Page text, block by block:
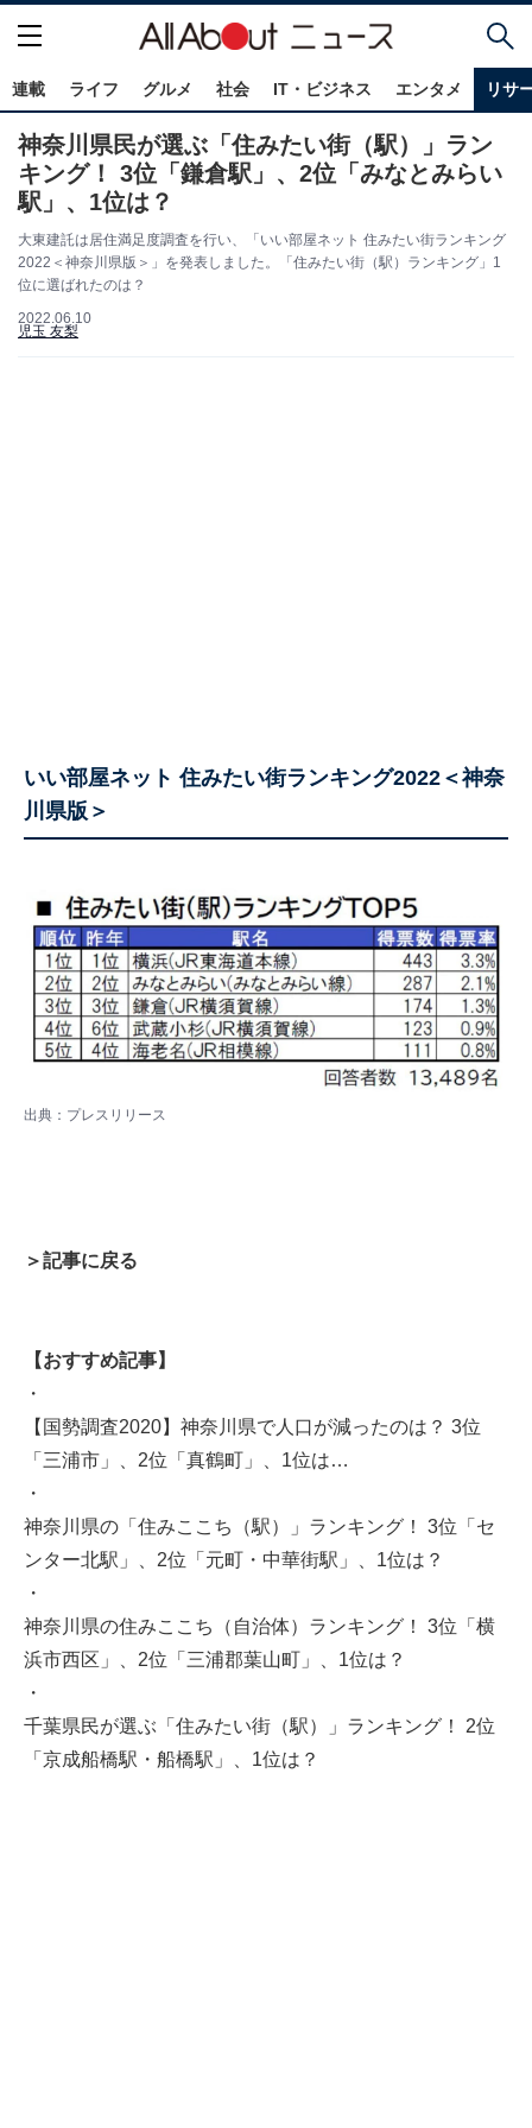
連載 ライフ グルメ 社会 IT・ビジネス エンタメ リサ
神奈川県民が選ぶ「住みたい街（駅）」ラン
キング！ 3位「鎌倉駅」、2位「みなとみらい
駅」、1位は？
大東建託は居住満足度調査を行い、「いい部屋ネット 住みたい街ランキング
2022＜神奈川県版＞」を発表しました。「住みたい街（駅）ランキング」1
位に選ばれたのは？
2022.06.10
児玉 友梨
いい部屋ネット 住みたい街ランキング2022＜神奈
川県版＞
出典：プレスリリース
＞記事に戻る
【おすすめ記事】
・
【国勢調査2020】神奈川県で人口が減ったのは？ 3位
「三浦市」、2位「真鶴町」、1位は…
・
神奈川県の「住みここち（駅）」ランキング！ 3位「セ
ンター北駅」、2位「元町・中華街駅」、1位は？
・
神奈川県の住みここち（自治体）ランキング！ 3位「横
浜市西区」、2位「三浦郡葉山町」、1位は？
・
千葉県民が選ぶ「住みたい街（駅）」ランキング！ 2位
「京成船橋駅・船橋駅」、1位は？